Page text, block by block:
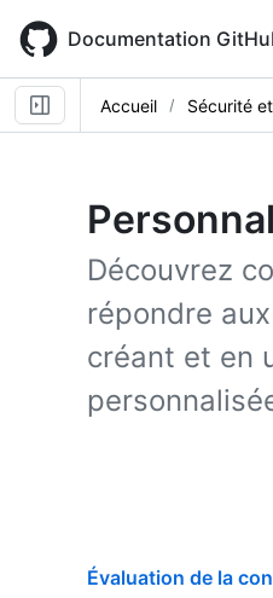
main
content
Documentation
Accueil Sécurité
Découvrez
répondre
créant et en
Évaluation de la